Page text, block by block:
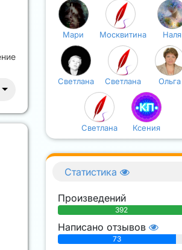
Мари Москвитина Наля
Светлана Светлана Ольга
Светлана Ксения
Статистика
Произведений
392
Написано отзывов
73